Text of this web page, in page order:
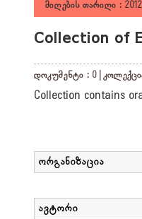
მიღების თარიღი :
Collection of
დოკუმენტი : 0 |
Collection contains
ორგანიზაცია
ავტორი